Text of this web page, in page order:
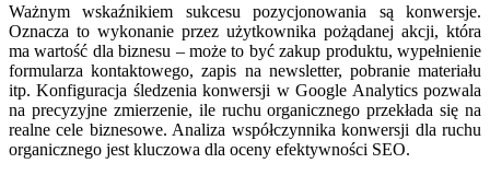
Ważnym wskaźnikiem sukcesu pozycjonowania są konwersje.
Oznacza to wykonanie przez użytkownika pożądanej akcji, która
ma wartość dla biznesu – może to być zakup produktu, wypełnienie
formularza kontaktowego, zapis na newsletter, pobranie materiału
itp. Konfiguracja śledzenia konwersji w Google Analytics pozwala
na precyzyjne zmierzenie, ile ruchu organicznego przekłada się na
realne cele biznesowe. Analiza współczynnika konwersji dla ruchu
organicznego jest kluczowa dla oceny efektywności SEO.